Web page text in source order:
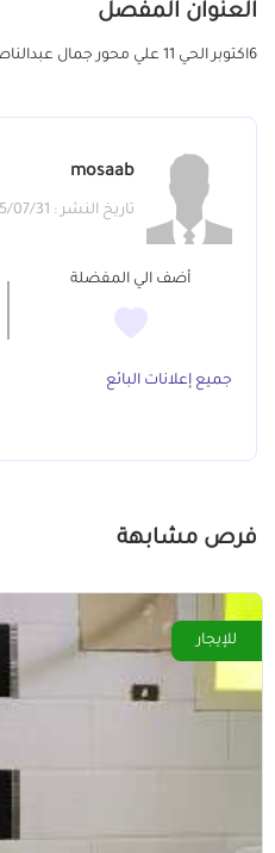
العنوان المفصل
6اكتوبر الحي 11 علي محور جمال عبدالناصر
mosaab
تاريخ النشر : 2025/07/31
أضف الي المفضلة
جميع إعلانات البائع
فرص مشابهة
للإيجار